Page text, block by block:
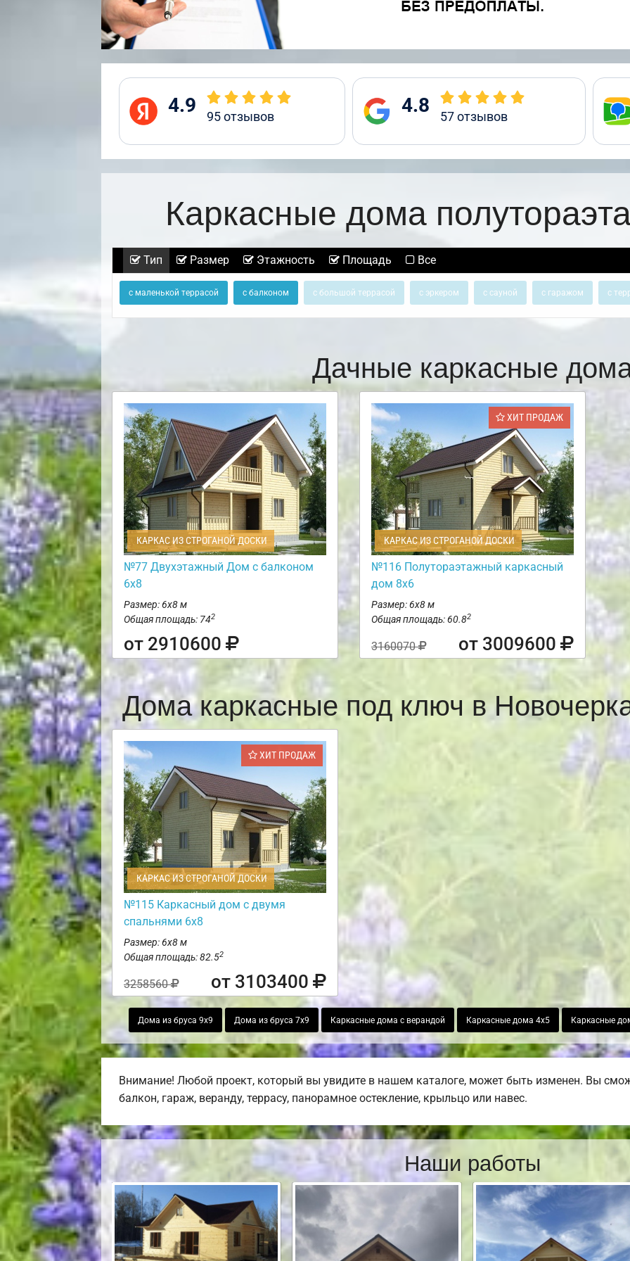
4.9 95отзывов 4.8 57отзывов
Каркасные дома
Тип Размер Этажность Площадь Все
с маленькой террасой с балконом с большой террасой с эркером с сауной с гаражом с
Дачные каркасные
КАРКАС ИЗ СТРОГАНОЙ ДОСКИ
№77 Двухэтажный Дом с балконом
6х8
Размер: 6х8 м
Общая площадь: 742
от 2910600
ХИТ ПРОДАЖ
КАРКАС ИЗ СТРОГАНОЙ ДОСКИ
№116 Полутораэтажный каркасный
дом 8х6
Размер: 6х8 м
Общая площадь: 60.82
3160070 от 3009600
Дома каркасные под ключ в
ХИТ ПРОДАЖ
КАРКАС ИЗ СТРОГАНОЙ ДОСКИ
№115 Каркасный дом с двумя
спальнями 6х8
Размер: 6х8 м
Общая площадь: 82.52
3258560 от 3103400
Дома из бруса 9х9 Дома из бруса 7х9 Каркасные дома с верандой Каркасные дома 4х5 Каркасные
Внимание! Любой проект, который вы увидите в нашем каталоге, может быть изменен. Вы
балкон, гараж, веранду, террасу, панорамное остекление, крыльцо или навес.
Наши работы